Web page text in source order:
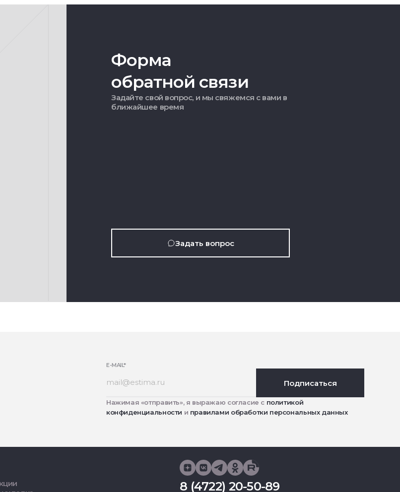
Форма
обратной связи
Задайте свой вопрос, и мы свяжемся с вами в
ближайшее время
Задать вопрос
E-MAIL*
Подписаться
Нажимая «отправить», я выражаю согласие с политикой
конфиденциальности и правилами обработки персональных данных
8 (4722) 20-50-89